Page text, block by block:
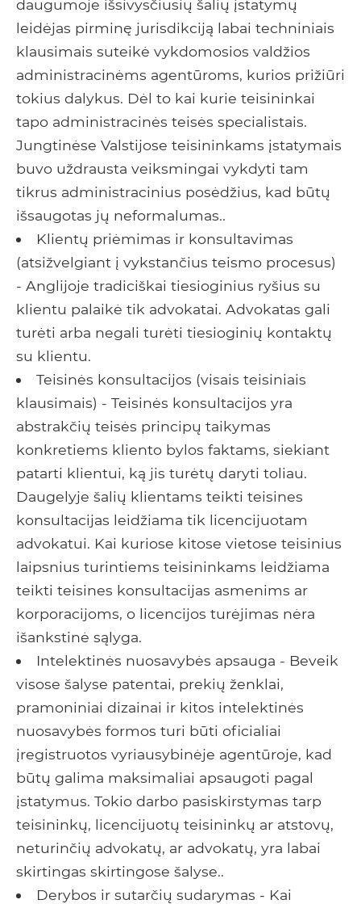
daugumoje išsivysčiusių šalių įstatymų
leidėjas pirminę jurisdikciją labai techniniais
klausimais suteikė vykdomosios valdžios
administracinėms agentūroms, kurios prižiūri
tokius dalykus. Dėl to kai kurie teisininkai
tapo administracinės teisės specialistais.
Jungtinėse Valstijose teisininkams įstatymais
buvo uždrausta veiksmingai vykdyti tam
tikrus administracinius posėdžius, kad būtų
išsaugotas jų neformalumas..
Klientų priėmimas ir konsultavimas
(atsižvelgiant į vykstančius teismo procesus)
- Anglijoje tradiciškai tiesioginius ryšius su
klientu palaikė tik advokatai. Advokatas gali
turėti arba negali turėti tiesioginių kontaktų
su klientu.
Teisinės konsultacijos (visais teisiniais
klausimais) - Teisinės konsultacijos yra
abstrakčių teisės principų taikymas
konkretiems kliento bylos faktams, siekiant
patarti klientui, ką jis turėtų daryti toliau.
Daugelyje šalių klientams teikti teisines
konsultacijas leidžiama tik licencijuotam
advokatui. Kai kuriose kitose vietose teisinius
laipsnius turintiems teisininkams leidžiama
teikti teisines konsultacijas asmenims ar
korporacijoms, o licencijos turėjimas nėra
išankstinė sąlyga.
Intelektinės nuosavybės apsauga - Beveik
visose šalyse patentai, prekių ženklai,
pramoniniai dizainai ir kitos intelektinės
nuosavybės formos turi būti oficialiai
įregistruotos vyriausybinėje agentūroje, kad
būtų galima maksimaliai apsaugoti pagal
įstatymus. Tokio darbo pasiskirstymas tarp
teisininkų, licencijuotų teisininkų ar atstovų,
neturinčių advokatų, ar advokatų, yra labai
skirtingas skirtingose ​​šalyse..
Derybos ir sutarčių sudarymas - Kai